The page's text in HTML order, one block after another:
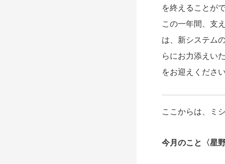
を終えることが
この一年間、支
は、新システム
らにお力添えい
をお迎えくださ
ここからは、ミ
今月のこと〈星